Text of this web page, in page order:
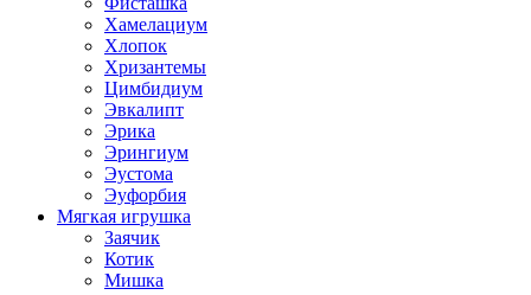
Хамелациум
Хлопок
Хризантемы
Цимбидиум
Эвкалипт
Эрика
Эрингиум
Эустома
Эуфорбия
Мягкая игрушка
Заячик
Котик
Мишка